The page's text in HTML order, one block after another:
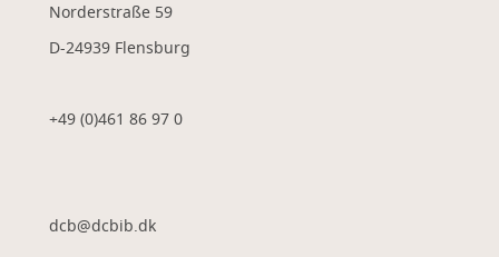
Norderstraße 59
D-24939 Flensburg
+49 (0)461 86 97 0
dcb@dcbib.dk